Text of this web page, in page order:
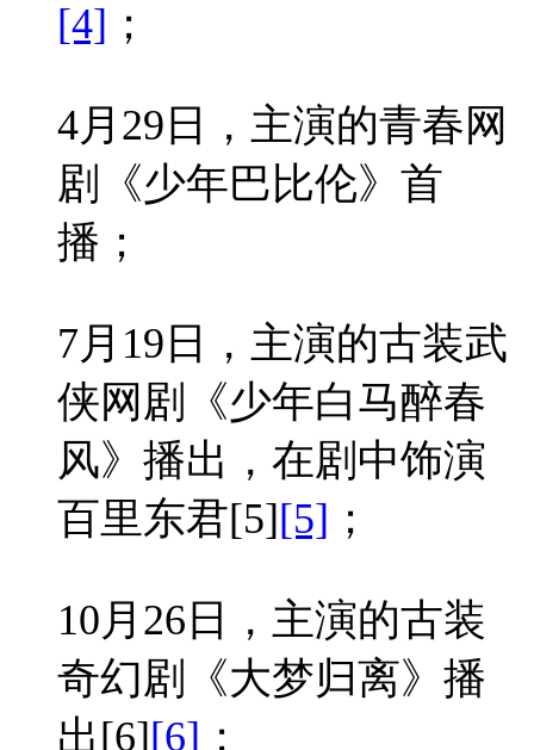
[4] ；
4月29日，主演的青春网
剧《少年巴比伦》首
播；
7月19日，主演的古装武
侠网剧《少年白马醉春
风》播出，在剧中饰演
百里东君[5][5] ；
10月26日，主演的古装
奇幻剧《大梦归离》播
出[6][6] ；